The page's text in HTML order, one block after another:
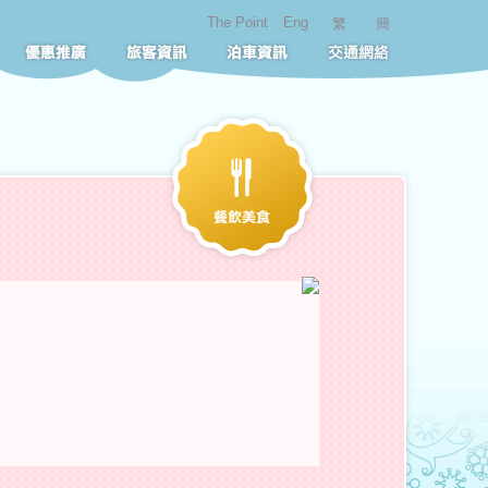
The Point Eng 繁 簡